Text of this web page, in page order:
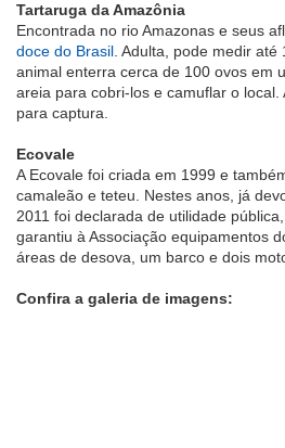
Tartaruga da Amazônia
Encontrada no rio Amazonas e seus
doce do Brasil . Adulta, pode medir
animal enterra cerca de 100 ovos em
areia para cobri-los e camuflar o
para captura.
Ecovale
A Ecovale foi criada em 1999 e
camaleão e teteu. Nestes anos, já
2011 foi declarada de utilidade
garantiu à Associação equipamentos
áreas de desova, um barco e dois
Confira a galeria de imagens: